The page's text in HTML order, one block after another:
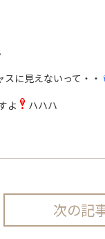
に見えないって・・
よ
ハハハ
次の記